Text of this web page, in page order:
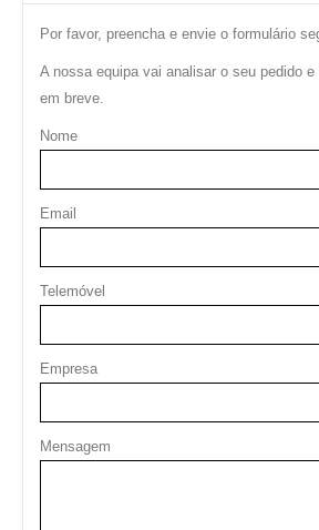
Por favor, preencha e envie o formulário
A nossa equipa vai analisar o seu pedido
em breve.
Nome
Email
Telemóvel
Empresa
Mensagem